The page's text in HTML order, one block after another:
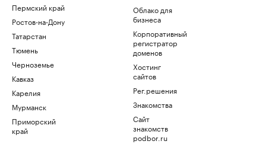
Пермский край
Ростов-на-Дону
Татарстан
Тюмень
Черноземье
Кавказ
Карелия
Мурманск
Приморский
край
Облако для
бизнеса
Корпоративный
регистратор
доменов
Хостинг
сайтов
Рег.решения
Знакомства
Сайт
знакомств
podbor.ru